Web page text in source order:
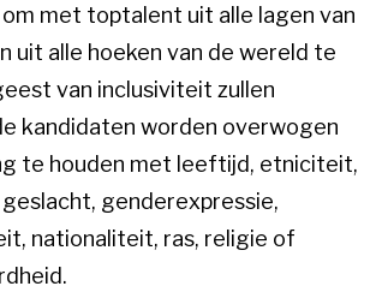
met toptalent uit alle lagen van
uit alle hoeken van de wereld te
van inclusiviteit zullen
kandidaten worden overwogen
te houden met leeftijd, etniciteit,
genderexpressie,
nationaliteit, ras, religie of